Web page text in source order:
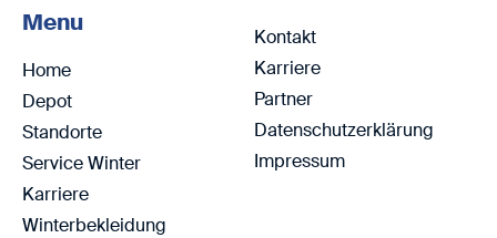
Menu
Home
Depot
Standorte
Service Winter
Karriere
Winterbekleidung
Kontakt
Karriere
Partner
Datenschutzerklärung
Impressum